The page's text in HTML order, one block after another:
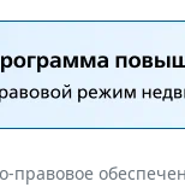
правовое